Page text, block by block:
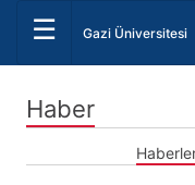
☰ Gazi Üniversitesi
Haber